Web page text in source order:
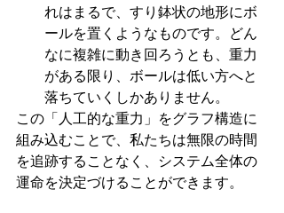
れはまるで、すり鉢状の地形にボ
ールを置くようなものです。どん
なに複雑に動き回ろうとも、重力
がある限り、ボールは低い方へと
落ちていくしかありません。
この「人工的な重力」をグラフ構造に
組み込むことで、私たちは無限の時間
を追跡することなく、システム全体の
運命を決定づけることができます。